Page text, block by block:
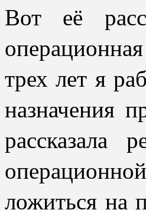
Вот её
трех лет я
назначения
рассказала
ложиться на